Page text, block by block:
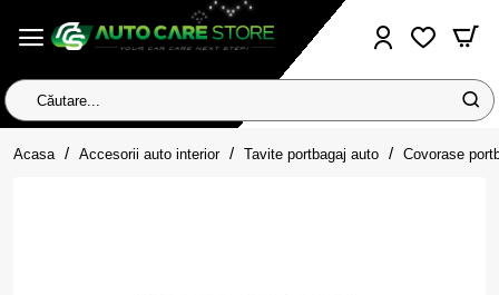
Căutare...
Acasa homeAccesorii auto interior Tavite portbagaj auto Covorase